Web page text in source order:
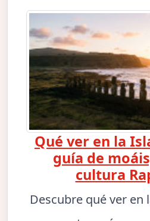
Qué ver en la
guía de
cultura
Descubre qué ver en